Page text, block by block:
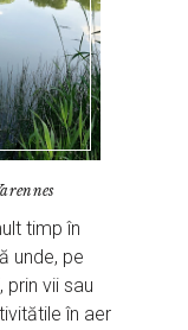
timp în
unde, pe
prin vii sau
în aer